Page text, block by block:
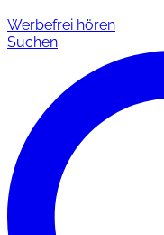
Werbefrei hören
Suchen